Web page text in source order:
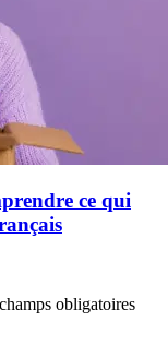
ce qui
obligatoires